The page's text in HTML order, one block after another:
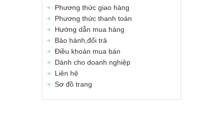
Phương thức giao hàng
Phương thức thanh toán
Hướng dẫn mua hàng
Bảo hành,đổi trả
Điều khoản mua bán
Dành cho doanh nghiệp
Liên hệ
Sơ đồ trang